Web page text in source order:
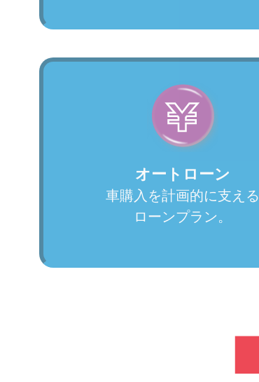
オートローン
車購入を計画的に支える
ローンプラン。